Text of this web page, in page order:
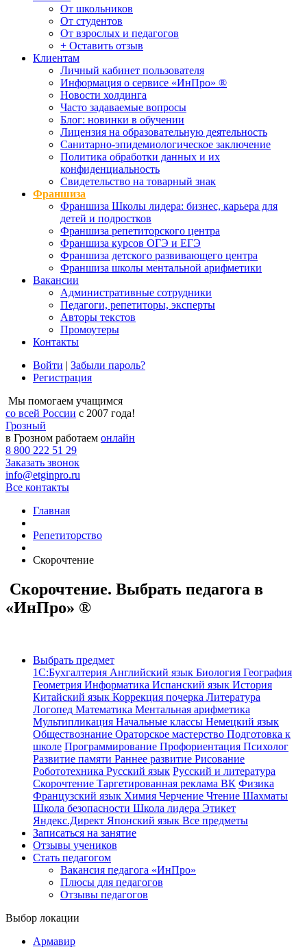
От школьников
От студентов
От взрослых и педагогов
+ Оставить отзыв
Клиентам
Личный кабинет пользователя
Информация о сервисе «ИнПро» ®
Новости холдинга
Часто задаваемые вопросы
Блог: новинки в обучении
Лицензия на образовательную деятельность
Санитарно-эпидемиологическое заключение
Политика обработки данных и их
конфиденциальность
Свидетельство на товарный знак
Франшиза
Франшиза Школы лидера: бизнес, карьера для
детей и подростков
Франшиза репетиторского центра
Франшиза курсов ОГЭ и ЕГЭ
Франшиза детского развивающего центра
Франшиза школы ментальной арифметики
Вакансии
Административные сотрудники
Педагоги, репетиторы, эксперты
Авторы текстов
Промоутеры
Контакты
Войти | Забыли пароль?
Регистрация
Мы помогаем учащимся
со всей России с 2007 года!
Грозный
в Грозном работаем онлайн
8 800 222 51 29
Заказать звонок
info@etginpro.ru
Все контакты
Главная
Репетиторство
Скорочтение
Скорочтение. Выбрать педагога в
«ИнПро» ®
Выбрать предмет
1С:Бухгалтерия Английский язык Биология География
Геометрия Информатика Испанский язык История
Китайский язык Коррекция почерка Литература
Логопед Математика Ментальная арифметика
Мультипликация Начальные классы Немецкий язык
Обществознание Ораторское мастерство Подготовка к
школе Программирование Профориентация Психолог
Развитие памяти Раннее развитие Рисование
Робототехника Русский язык Русский и литература
Скорочтение Таргетированная реклама ВК Физика
Французский язык Химия Черчение Чтение Шахматы
Школа безопасности Школа лидера Этикет
Яндекс.Директ Японский язык Все предметы
Записаться на занятие
Отзывы учеников
Стать педагогом
Вакансия педагога «ИнПро»
Плюсы для педагогов
Отзывы педагогов
Выбор локации
Армавир